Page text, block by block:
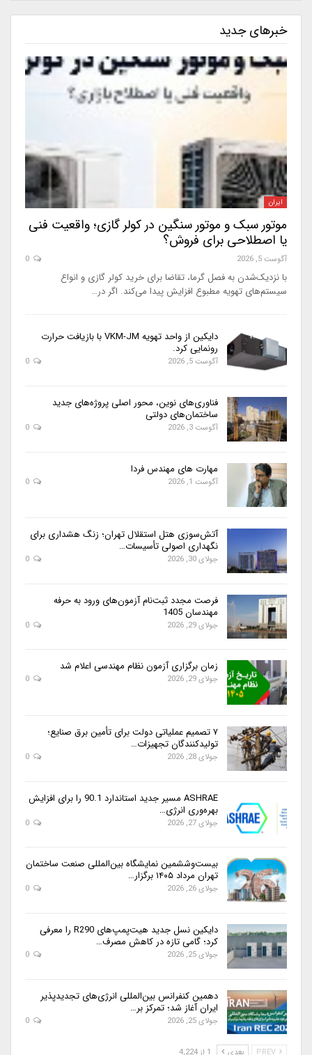
خبرهای جدید
ایران
موتور سبک و موتور سنگین در کولر گازی؛ واقعیت فنی
یا اصطلاحی برای فروش؟
آگوست 5, 2026
با نزدیک‌شدن به فصل گرما، تقاضا برای خرید کولر گازی و انواع
سیستم‌های تهویه مطبوع افزایش پیدا می‌کند. اگر در…
دایکین از واحد تهویه VKM-JM با بازیافت حرارت
رونمایی کرد.
آگوست 5, 2026
فناوری‌های نوین، محور اصلی پروژه‌های جدید
ساختمان‌های دولتی
آگوست 3, 2026
مهارت های مهندس فردا
آگوست 1, 2026
آتش‌سوزی هتل استقلال تهران؛ زنگ هشداری برای
نگهداری اصولی تأسیسات…
جولای 30, 2026
فرصت مجدد ثبت‌نام آزمون‌های ورود به حرفه
مهندسان 1405
جولای 29, 2026
زمان برگزاری آزمون نظام مهندسی اعلام شد
جولای 29, 2026
۷ تصمیم عملیاتی دولت برای تأمین برق صنایع؛
تولیدکنندگان تجهیزات…
جولای 28, 2026
ASHRAE مسیر جدید استاندارد 90.1 را برای افزایش
بهره‌وری انرژی…
جولای 27, 2026
بیست‌وششمین نمایشگاه بین‌المللی صنعت ساختمان
تهران مرداد ۱۴۰۵ برگزار…
جولای 26, 2026
دایکین نسل جدید هیت‌پمپ‌های R290 را معرفی
کرد؛ گامی تازه در کاهش مصرف…
جولای 25, 2026
دهمین کنفرانس بین‌المللی انرژی‌های تجدیدپذیر
ایران آغاز شد؛ تمرکز بر…
جولای 25, 2026